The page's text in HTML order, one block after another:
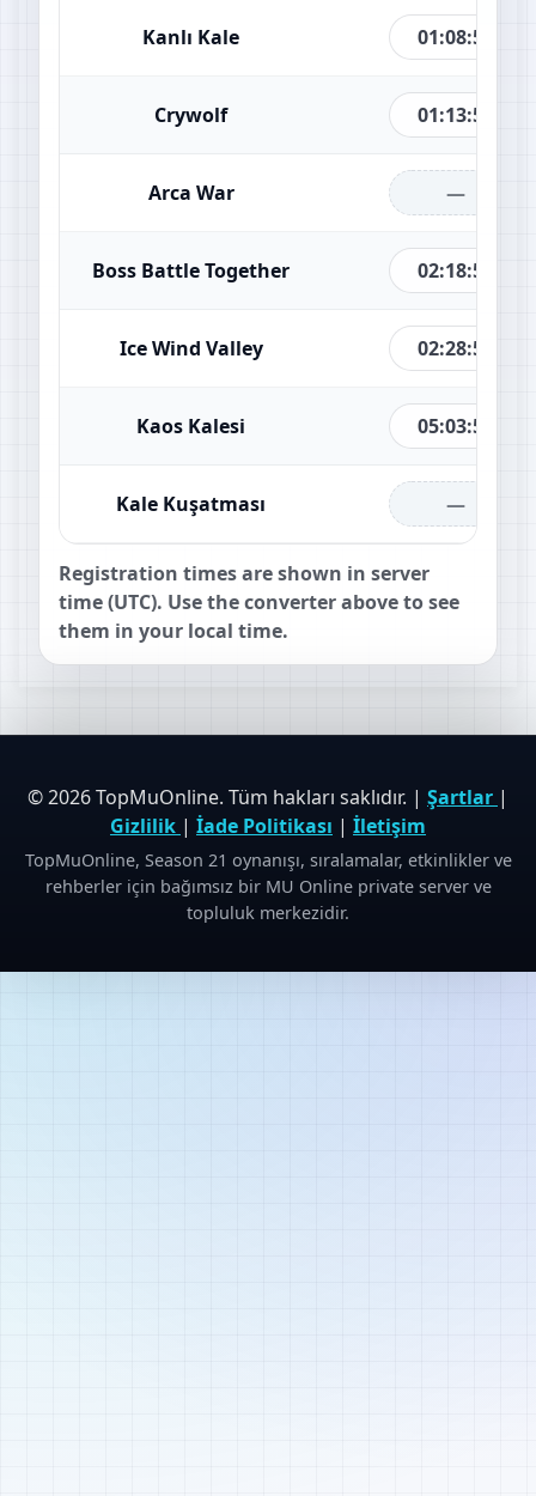
Kanlı Kale 01:08:52
Crywolf 01:13:52
Arca War —
Boss Battle Together 02:18:52
Ice Wind Valley 02:28:52
Kaos Kalesi 05:03:52
Kale Kuşatması —
Registration times are shown in server
time (UTC). Use the converter above to see
them in your local time.
© 2026 TopMuOnline. Tüm hakları saklıdır. | Şartlar |
Gizlilik | İade Politikası | İletişim
TopMuOnline, Season 21 oynanışı, sıralamalar, etkinlikler ve
rehberler için bağımsız bir MU Online private server ve
topluluk merkezidir.